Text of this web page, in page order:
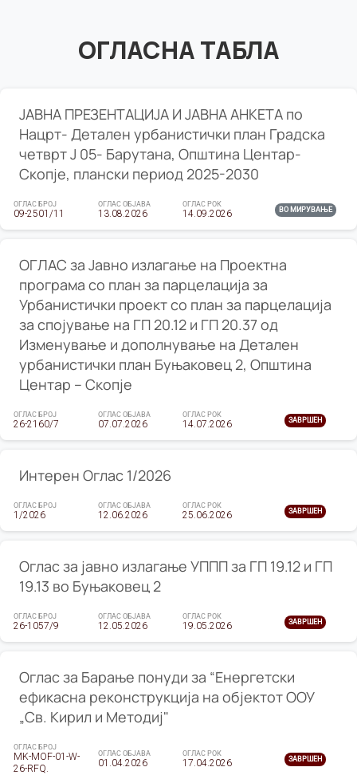
ОГЛАСНА ТАБЛА
ЈАВНА ПРЕЗЕНТАЦИЈА И ЈАВНА АНКЕТА по
Нацрт- Детален урбанистички план Градска
четврт Ј 05- Барутана, Општина Центар-
Скопје, плански период 2025-2030
ОГЛАС БРОЈ
09-2501/11
ОГЛАС ОБЈАВА
13.08.2026
ОГЛАС РОК
14.09.2026 ВО МИРУВАЊЕ
ОГЛАС за Јавно излагање на Проектна
програма со план за парцелација за
Урбанистички проект со план за парцелација
за спојување на ГП 20.12 и ГП 20.37 од
Изменување и дополнување на Детален
урбанистички план Буњаковец 2, Општина
Центар – Скопје
ОГЛАС БРОЈ
26-2160/7
ОГЛАС ОБЈАВА
07.07.2026
ОГЛАС РОК
14.07.2026 ЗАВРШЕН
Интерен Оглас 1/2026
ОГЛАС БРОЈ
1/2026
ОГЛАС ОБЈАВА
12.06.2026
ОГЛАС РОК
25.06.2026 ЗАВРШЕН
Оглас за јавно излагање УППП за ГП 19.12 и ГП
19.13 во Буњаковец 2
ОГЛАС БРОЈ
26-1057/9
ОГЛАС ОБЈАВА
12.05.2026
ОГЛАС РОК
19.05.2026 ЗАВРШЕН
Оглас за Барање понуди за “Енергетски
ефикасна реконструкција на објектот ООУ
„Св. Кирил и Методиј"
ОГЛАС БРОЈ
MK-MOF-01-W-
26-RFQ.
ОГЛАС ОБЈАВА
01.04.2026
ОГЛАС РОК
17.04.2026 ЗАВРШЕН